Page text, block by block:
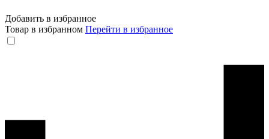
Добавить в избранное
Товар в избранном Перейти в избранное